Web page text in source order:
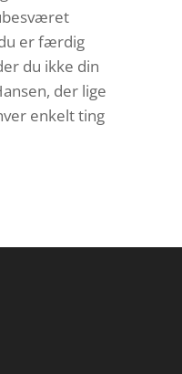
er færdig
du ikke din
der lige
enkelt ting